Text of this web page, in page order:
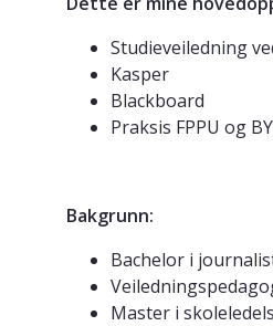
Studieveiledning
Kasper
Blackboard
Praksis FPPU og
Bakgrunn:
Bachelor i
Master i